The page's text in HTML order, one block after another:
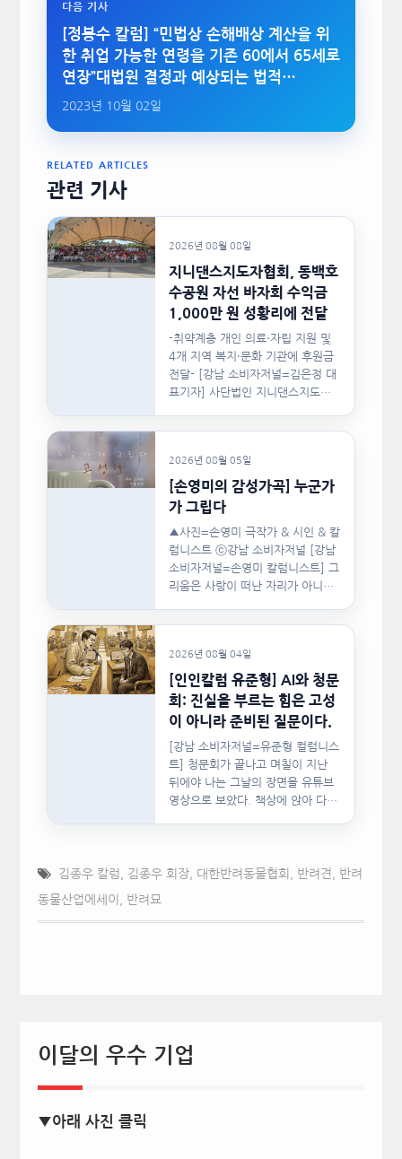
다음 기사
[정봉수 칼럼] “민법상 손해배상 계산을 위
한 취업 가능한 연령을 기존 60에서 65세로
연장”대법원 결정과 예상되는 법적…
2023년 10월 02일
RELATED ARTICLES
관련 기사
2026년 08월 08일
지니댄스지도자협회, 동백호
수공원 자선 바자회 수익금
1,000만 원 성황리에 전달
-취약계층 개인 의료·자립 지원 및
4개 지역 복지·문화 기관에 후원금
전달- [강남 소비자저널=김은정 대
표기자] 사단법인 지니댄스지도자
지난…
2026년 08월 05일
[손영미의 감성가곡] 누군가
가 그립다
▲사진=손영미 극작가 & 시인 & 칼
럼니스트 ⓒ강남 소비자저널 [강남
소비자저널=손영미 칼럼니스트] 그
리움은 사랑이 떠난 자리가 아니라,
2026년 08월 04일
[인인칼럼 유준형] AI와 청문
회: 진실을 부르는 힘은 고성
이 아니라 준비된 질문이다.
[강남 소비자저널=유준형 컬럼니스
트] 청문회가 끝나고 며칠이 지난
뒤에야 나는 그날의 장면을 유튜브
영상으로 보았다. 책상에 앉아 다른
김종우 칼럼 김종우 회장, 대한반려동물협회 반려견 반려
동물산업에세이 반려묘
이달의 우수 기업
▼아래 사진 클릭